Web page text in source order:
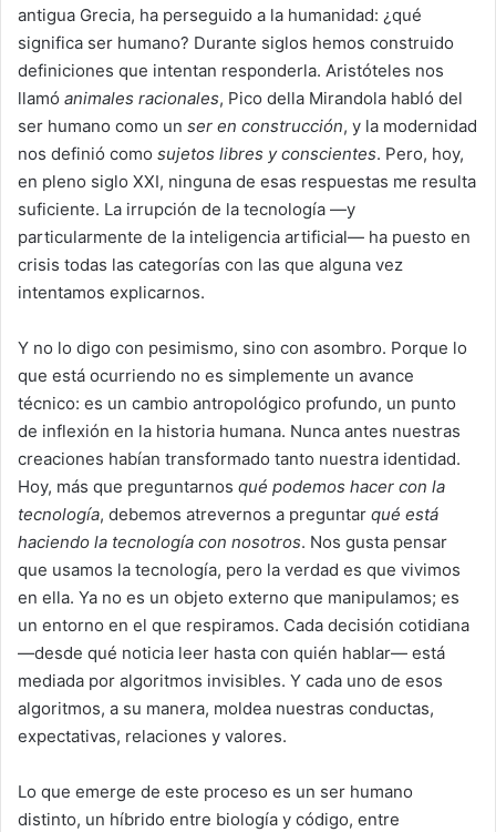
antigua Grecia, ha perseguido a la humanidad: ¿qué
significa ser humano? Durante siglos hemos construido
definiciones que intentan responderla. Aristóteles nos
llamó animales racionales, Pico della Mirandola habló del
ser humano como un ser en construcción, y la modernidad
nos definió como sujetos libres y conscientes. Pero, hoy,
en pleno siglo XXI, ninguna de esas respuestas me resulta
suficiente. La irrupción de la tecnología —y
particularmente de la inteligencia artificial— ha puesto en
crisis todas las categorías con las que alguna vez
intentamos explicarnos.
Y no lo digo con pesimismo, sino con asombro. Porque lo
que está ocurriendo no es simplemente un avance
técnico: es un cambio antropológico profundo, un punto
de inflexión en la historia humana. Nunca antes nuestras
creaciones habían transformado tanto nuestra identidad.
Hoy, más que preguntarnos qué podemos hacer con la
tecnología, debemos atrevernos a preguntar qué está
haciendo la tecnología con nosotros. Nos gusta pensar
que usamos la tecnología, pero la verdad es que vivimos
en ella. Ya no es un objeto externo que manipulamos; es
un entorno en el que respiramos. Cada decisión cotidiana
—desde qué noticia leer hasta con quién hablar— está
mediada por algoritmos invisibles. Y cada uno de esos
algoritmos, a su manera, moldea nuestras conductas,
expectativas, relaciones y valores.
Lo que emerge de este proceso es un ser humano
distinto, un híbrido entre biología y código, entre